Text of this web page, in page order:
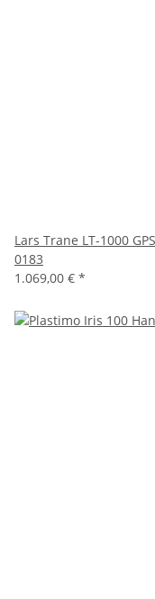
Lars Trane LT-1000
0183
1.069,00 € *